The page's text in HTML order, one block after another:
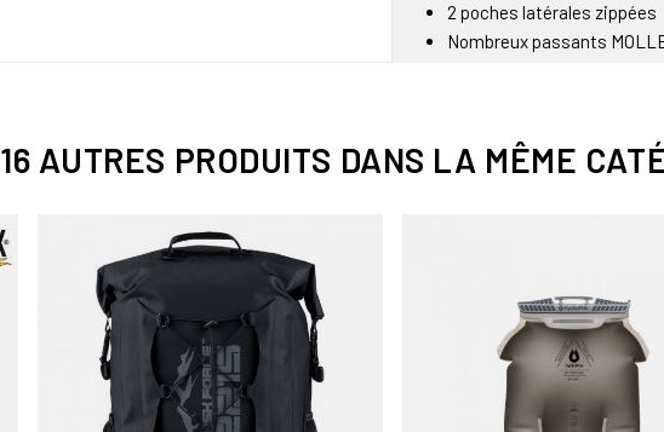
2 poches latérales zippées
Nombreux passants
Bretelles réglables
Ceinture abdominale
4 points d'attaches sous
Poignée de transport haute
Orifices de drainage des
Orifices pour le routage
16 AUTRES PRODUITS DANS LA MÊME